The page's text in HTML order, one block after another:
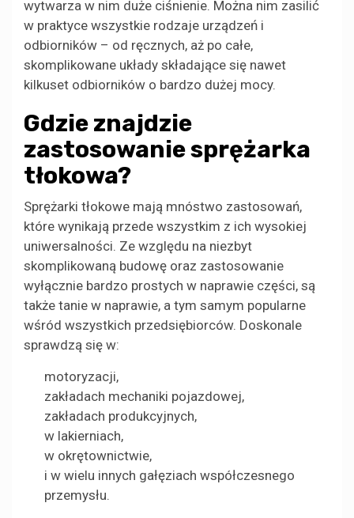
wytwarza w nim duże ciśnienie. Można nim zasilić
w praktyce wszystkie rodzaje urządzeń i
odbiorników – od ręcznych, aż po całe,
skomplikowane układy składające się nawet
kilkuset odbiorników o bardzo dużej mocy.
Gdzie znajdzie
zastosowanie sprężarka
tłokowa?
Sprężarki tłokowe mają mnóstwo zastosowań,
które wynikają przede wszystkim z ich wysokiej
uniwersalności. Ze względu na niezbyt
skomplikowaną budowę oraz zastosowanie
wyłącznie bardzo prostych w naprawie części, są
także tanie w naprawie, a tym samym popularne
wśród wszystkich przedsiębiorców. Doskonale
sprawdzą się w:
motoryzacji,
zakładach mechaniki pojazdowej,
zakładach produkcyjnych,
w lakierniach,
w okrętownictwie,
i w wielu innych gałęziach współczesnego
przemysłu.